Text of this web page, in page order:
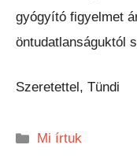
gyógyító figyelmet
öntudatlanságuktól
Szeretettel, Tündi
Kategória
Mi írtuk